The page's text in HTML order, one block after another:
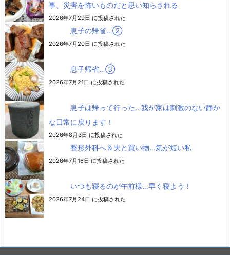
事、災害を怖いものだと思い知らされる
2026年7月29日 に投稿された
息子の帰省…②
2026年7月20日 に投稿された
息子帰省…③
2026年7月21日 に投稿された
息子は帰って行った…我が家は刺激のない静か
な日常に戻ります！
2026年8月3日 に投稿された
整形外科へ＆夫と買い物…気が短い私
2026年7月16日 に投稿された
いつも寝るのが午前様…早く寝よう！
2026年7月24日 に投稿された